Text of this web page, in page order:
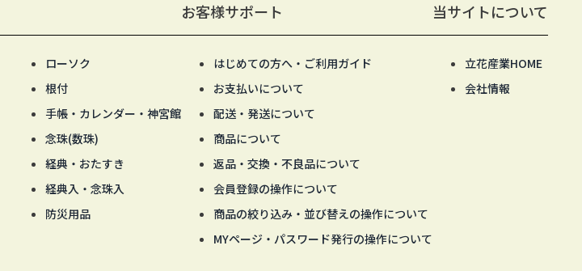
ローソク
根付
手帳・カレンダー・神宮館
念珠(数珠)
経典・おたすき
経典入・念珠入
防災用品
お客様サポート
はじめての方へ・ご利用ガイド
お支払いについて
配送・発送について
商品について
返品・交換・不良品について
会員登録の操作について
商品の絞り込み・並び替えの操作について
MYページ・パスワード発行の操作について
当サイトについて
立花産業HOME
会社情報